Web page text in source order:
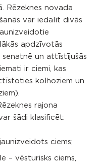
Rēzeknes novada
var iedalīt divās
apdzīvotās
senatnē un attīstījušās
ir ciemi, kas
kolhoziem un
rajona
šādi klasificēt:
ciems;
– vēsturisks ciems,